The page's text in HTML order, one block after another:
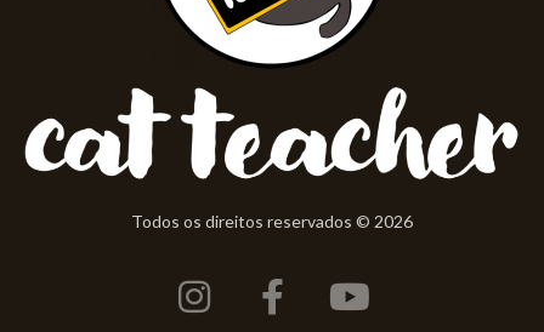
Todos os direitos reservados © 2026
Instagram
Facebook-
f
Youtube